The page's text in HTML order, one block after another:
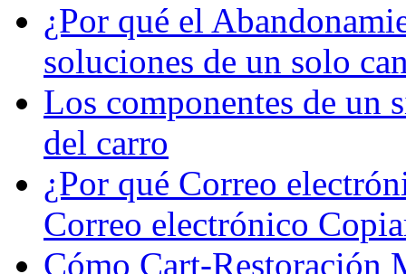
¿Por qué el
soluciones de un solo
Los componentes de un
del carro
¿Por qué Correo
Correo electrónico
Cómo Cart-Restoración